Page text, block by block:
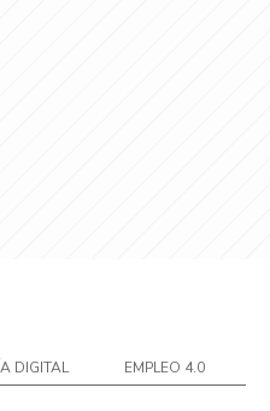
DIGITAL EMPLEO 4.0